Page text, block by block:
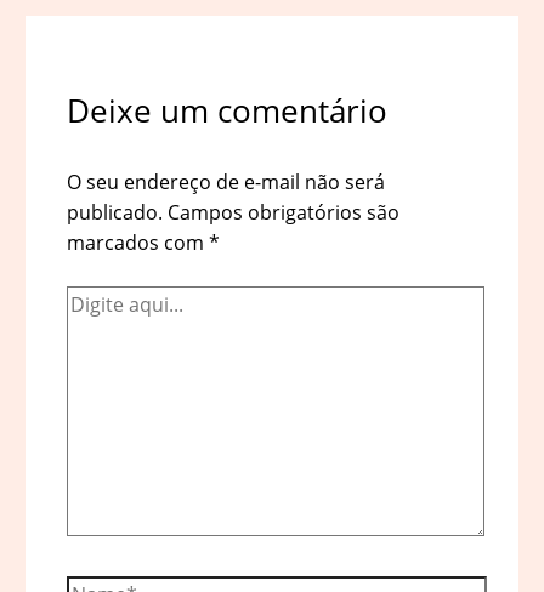
Deixe um comentário
O seu endereço de e-mail não será
publicado. Campos obrigatórios são
marcados com *
Digite